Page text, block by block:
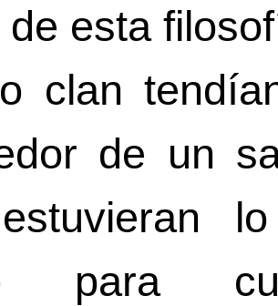
esta
clan
de un
para